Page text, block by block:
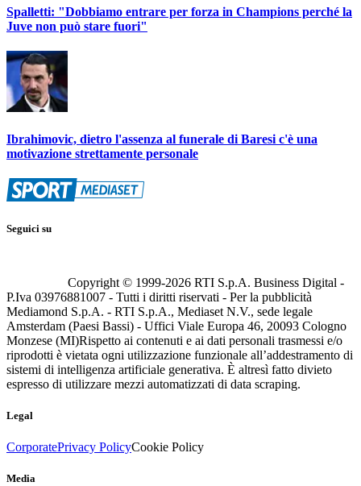
Spalletti: "Dobbiamo entrare per forza in Champions perché la
Juve non può stare fuori"
Ibrahimovic, dietro l'assenza al funerale di Baresi c'è una
motivazione strettamente personale
Seguici su
Copyright © 1999-2026 RTI S.p.A. Business Digital -
P.Iva 03976881007 - Tutti i diritti riservati - Per la pubblicità
Mediamond S.p.A. - RTI S.p.A., Mediaset N.V., sede legale
Amsterdam (Paesi Bassi) - Uffici Viale Europa 46, 20093 Cologno
Monzese (MI)Rispetto ai contenuti e ai dati personali trasmessi e/o
riprodotti è vietata ogni utilizzazione funzionale all’addestramento di
sistemi di intelligenza artificiale generativa. È altresì fatto divieto
espresso di utilizzare mezzi automatizzati di data scraping.
Legal
CorporatePrivacy PolicyCookie Policy
Media